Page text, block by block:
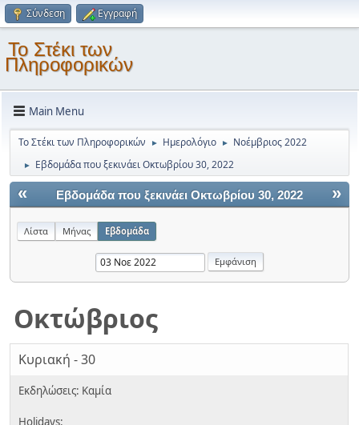
Σύνδεση Εγγραφή
Το Στέκι των
Πληροφορικών
Main Menu
Το Στέκι των Πληροφορικών ► Ημερολόγιο ► Νοέμβριος 2022
► Εβδομάδα που ξεκινάει Οκτωβρίου 30, 2022
« »
Εβδομάδα που ξεκινάει Οκτωβρίου 30, 2022
Λίστα Μήνας Εβδομάδα
Οκτώβριος
Κυριακή - 30